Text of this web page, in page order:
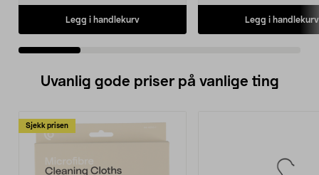
Legg i handlekurv Legg i handlekurv
Uvanlig gode priser på vanlige ting
Sjekk prisen